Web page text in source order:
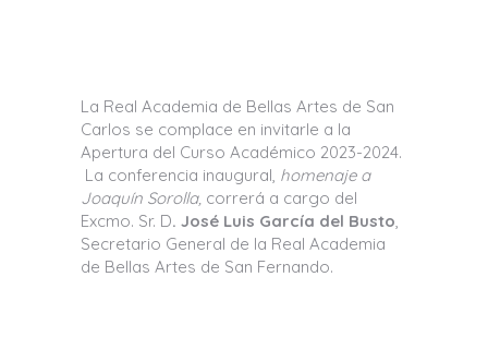
La Real Academia de Bellas Artes de San
Carlos se complace en invitarle a la
Apertura del Curso Académico 2023-2024.
La conferencia inaugural, homenaje a
Joaquín Sorolla, correrá a cargo del
Excmo. Sr. D. José Luis García del Busto,
Secretario General de la Real Academia
de Bellas Artes de San Fernando.